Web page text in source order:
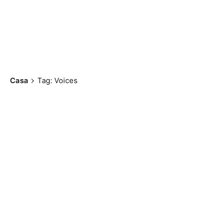
Casa Tag: Voices